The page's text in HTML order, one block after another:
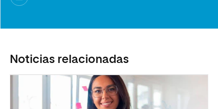
Noticias relacionadas